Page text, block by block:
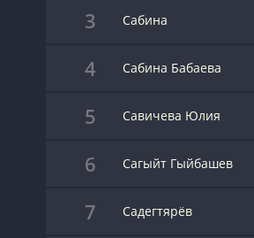
3 Сабина
4 Сабина Бабаева
5 Савичева Юлия
6 Сагыйт Гыйбашев
7 Садегтярёв